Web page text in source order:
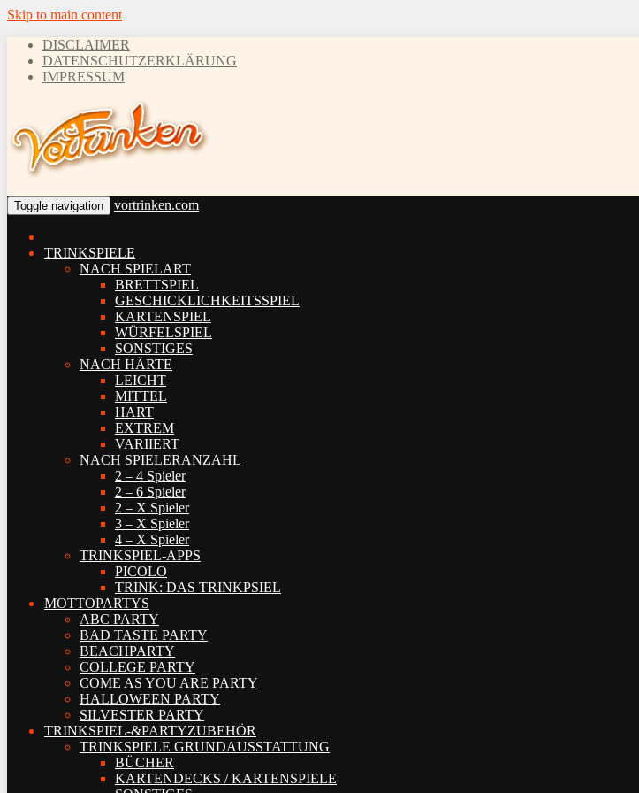
Skip to main content
DISCLAIMER
DATENSCHUTZERKLÄRUNG
IMPRESSUM
Toggle navigation vortrinken.com
TRINKSPIELE
NACH SPIELART
BRETTSPIEL
GESCHICKLICHKEITSSPIEL
KARTENSPIEL
WÜRFELSPIEL
SONSTIGES
NACH HÄRTE
LEICHT
MITTEL
HART
EXTREM
VARIIERT
NACH SPIELERANZAHL
2 – 4 Spieler
2 – 6 Spieler
2 – X Spieler
3 – X Spieler
4 – X Spieler
TRINKSPIEL-APPS
PICOLO
TRINK: DAS TRINKPSIEL
MOTTOPARTYS
ABC PARTY
BAD TASTE PARTY
BEACHPARTY
COLLEGE PARTY
COME AS YOU ARE PARTY
HALLOWEEN PARTY
SILVESTER PARTY
TRINKSPIEL-&PARTYZUBEHÖR
TRINKSPIELE GRUNDAUSSTATTUNG
BÜCHER
KARTENDECKS / KARTENSPIELE